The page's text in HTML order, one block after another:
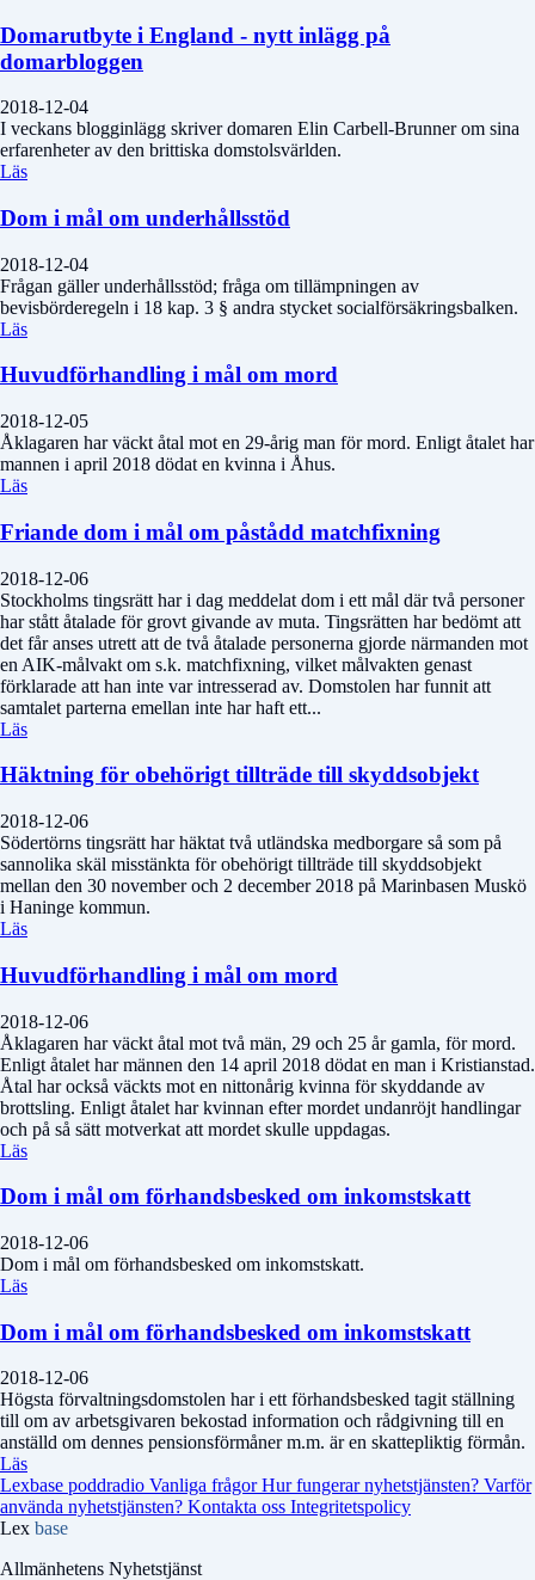
Domarutbyte i England - nytt inlägg på
domarbloggen
2018-12-04
I veckans blogginlägg skriver domaren Elin Carbell-Brunner om sina
erfarenheter av den brittiska domstolsvärlden.
Läs
Dom i mål om underhållsstöd
2018-12-04
Frågan gäller underhållsstöd; fråga om tillämpningen av
bevisbörderegeln i 18 kap. 3 § andra stycket socialförsäkringsbalken.
Läs
Huvudförhandling i mål om mord
2018-12-05
Åklagaren har väckt åtal mot en 29-årig man för mord. Enligt åtalet har
mannen i april 2018 dödat en kvinna i Åhus.
Läs
Friande dom i mål om påstådd matchfixning
2018-12-06
Stockholms tingsrätt har i dag meddelat dom i ett mål där två personer
har stått åtalade för grovt givande av muta. Tingsrätten har bedömt att
det får anses utrett att de två åtalade personerna gjorde närmanden mot
en AIK-målvakt om s.k. matchfixning, vilket målvakten genast
förklarade att han inte var intresserad av. Domstolen har funnit att
samtalet parterna emellan inte har haft ett...
Läs
Häktning för obehörigt tillträde till skyddsobjekt
2018-12-06
Södertörns tingsrätt har häktat två utländska medborgare så som på
sannolika skäl misstänkta för obehörigt tillträde till skyddsobjekt
mellan den 30 november och 2 december 2018 på Marinbasen Muskö
i Haninge kommun.
Läs
Huvudförhandling i mål om mord
2018-12-06
Åklagaren har väckt åtal mot två män, 29 och 25 år gamla, för mord.
Enligt åtalet har männen den 14 april 2018 dödat en man i Kristianstad.
Åtal har också väckts mot en nittonårig kvinna för skyddande av
brottsling. Enligt åtalet har kvinnan efter mordet undanröjt handlingar
och på så sätt motverkat att mordet skulle uppdagas.
Läs
Dom i mål om förhandsbesked om inkomstskatt
2018-12-06
Dom i mål om förhandsbesked om inkomstskatt.
Läs
Dom i mål om förhandsbesked om inkomstskatt
2018-12-06
Högsta förvaltningsdomstolen har i ett förhandsbesked tagit ställning
till om av arbetsgivaren bekostad information och rådgivning till en
anställd om dennes pensionsförmåner m.m. är en skattepliktig förmån.
Läs
Lexbase poddradio Vanliga frågorHur fungerar nyhetstjänsten? Varför
använda nyhetstjänsten? Kontakta oss Integritetspolicy
Lex base
Allmänhetens Nyhetstjänst